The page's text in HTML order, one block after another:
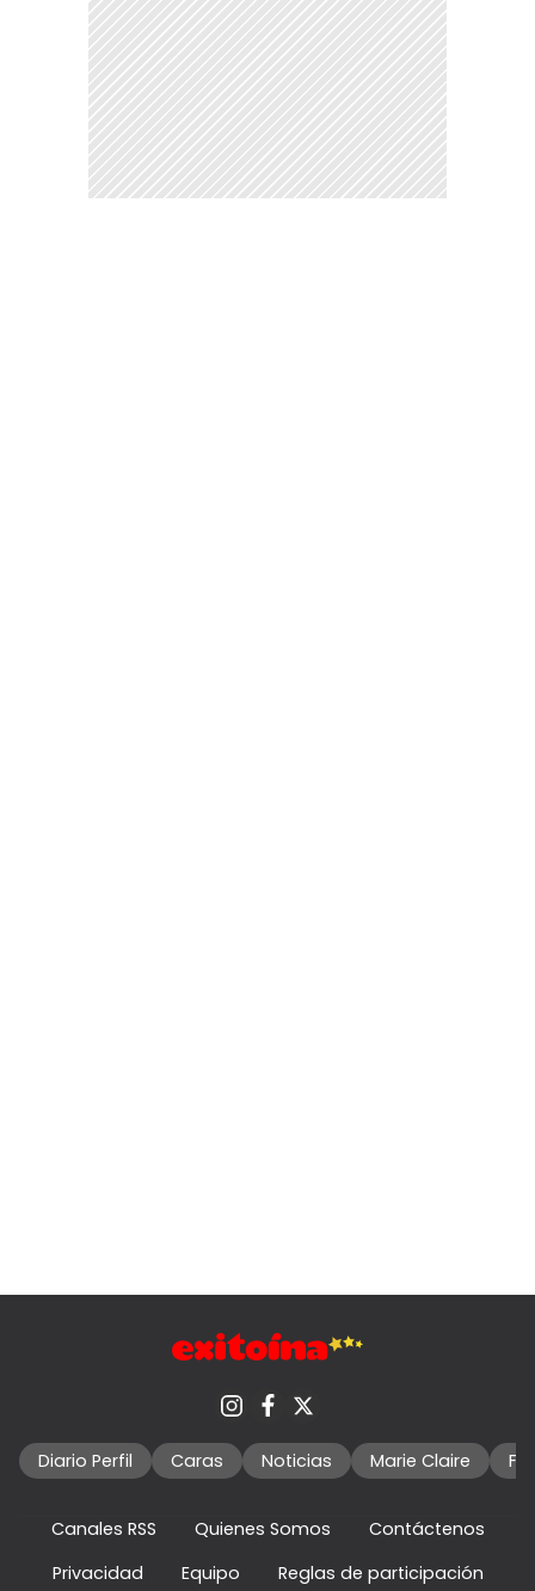
Diario Perfil Caras Noticias Marie Claire
Canales RSS Quienes Somos
Contáctenos
Privacidad
Equipo Reglas de participación